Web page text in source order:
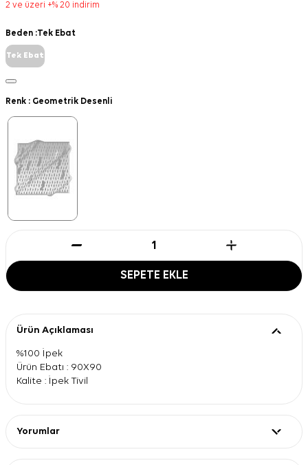
2 ve üzeri +% 20 indirim
Beden :Tek Ebat
Tek Ebat
Renk : Geometrik Desenli
SEPETE EKLE
Ürün Açıklaması
%100 İpek
Ürün Ebatı : 90X90
Kalite : İpek Tivil
Yorumlar